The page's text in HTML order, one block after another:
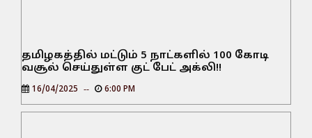
தமிழகத்தில் மட்டும் 5 நாட்களில் 100 கோடி
வசூல் செய்துள்ள குட் பேட் அக்லி!!
16/04/2025 6:00 PM